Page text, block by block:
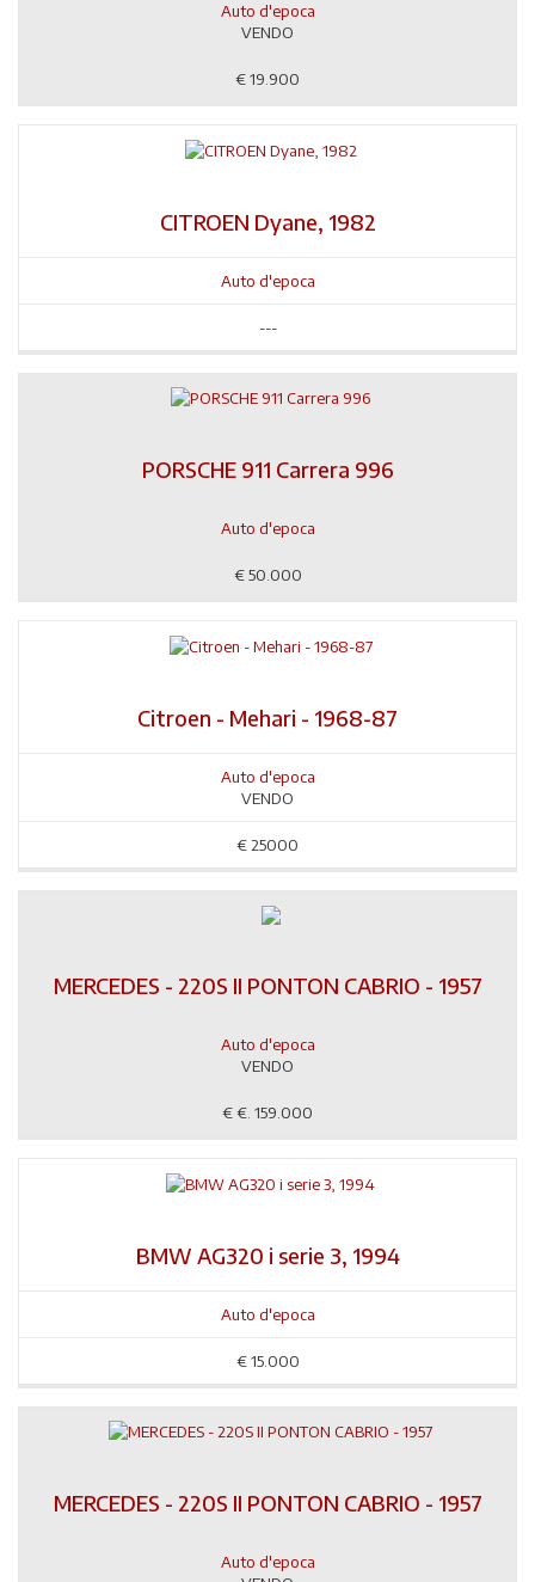
Auto d'epoca
VENDO
€19.900
CITROEN Dyane, 1982
Auto d'epoca
---
PORSCHE 911 Carrera 996
Auto d'epoca
€ 50.000
Citroen - Mehari - 1968-87
Auto d'epoca
VENDO
€25000
MERCEDES - 220S II PONTON CABRIO - 1957
Auto d'epoca
VENDO
€€. 159.000
BMW AG320 i serie 3, 1994
Auto d'epoca
€ 15.000
MERCEDES - 220S II PONTON CABRIO - 1957
Auto d'epoca